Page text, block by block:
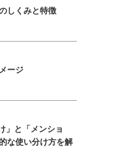
しくみと特徴
ージ
」と「メンショ
な使い分け方を解